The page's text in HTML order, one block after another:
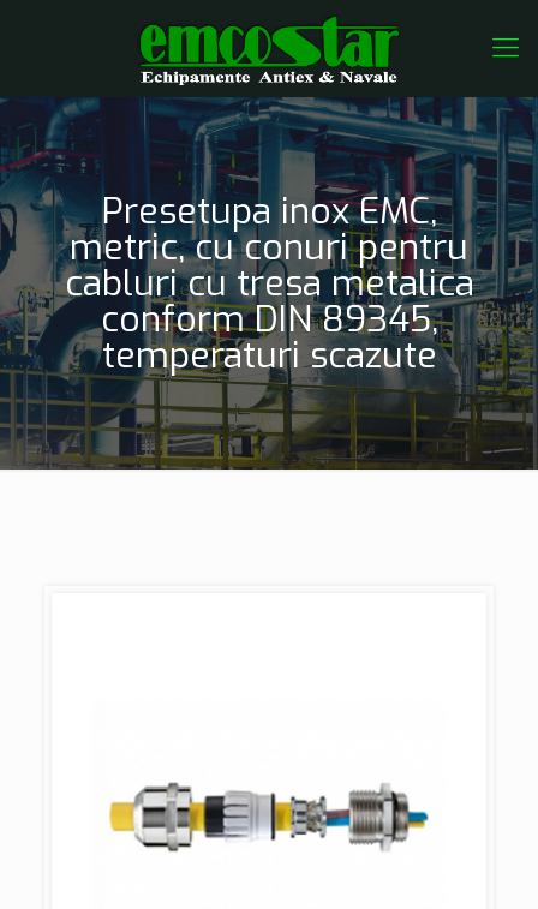
Presetupa inox EMC,
metric, cu conuri pentru
cabluri cu tresa metalica
conform DIN 89345,
temperaturi scazute